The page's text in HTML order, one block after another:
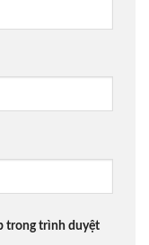
trong trình duyệt